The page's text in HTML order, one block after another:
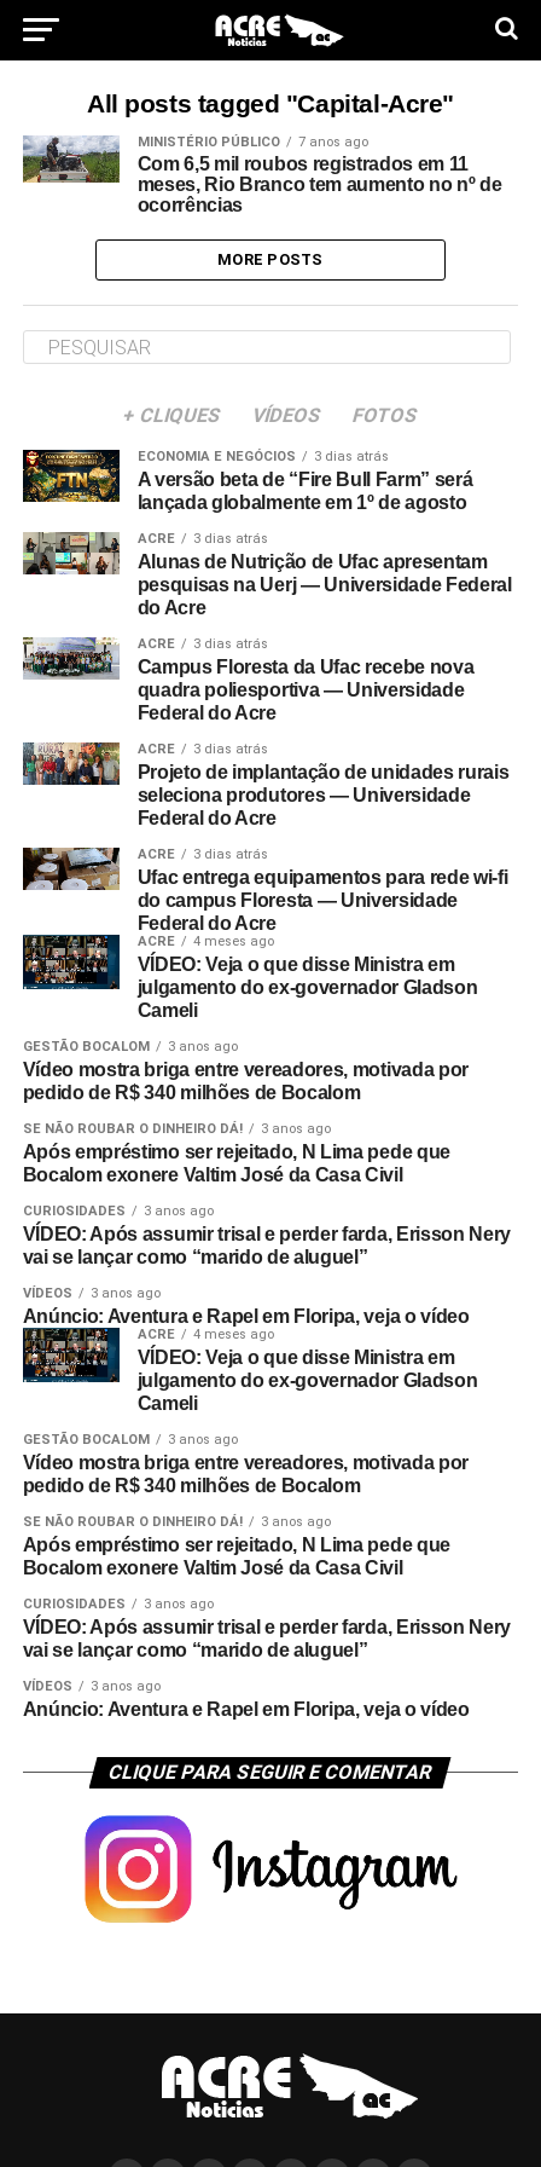
All posts tagged "Capital-Acre"
MINISTÉRIO PÚBLICO 7 anos ago
Com 6,5 mil roubos registrados em 11
meses, Rio Branco tem aumento no nº de
ocorrências
MORE POSTS
+ CLIQUES VÍDEOS FOTOS
ECONOMIA E NEGÓCIOS 3 dias atrás
A versão beta de “Fire Bull Farm” será
lançada globalmente em 1º de agosto
ACRE 3 dias atrás
Alunas de Nutrição de Ufac apresentam
pesquisas na Uerj — Universidade Federal
do Acre
ACRE 3 dias atrás
Campus Floresta da Ufac recebe nova
quadra poliesportiva — Universidade
Federal do Acre
ACRE 3 dias atrás
Projeto de implantação de unidades rurais
seleciona produtores — Universidade
Federal do Acre
ACRE 3 dias atrás
Ufac entrega equipamentos para rede wi-fi
do campus Floresta — Universidade
Federal do Acre
ACRE 4 meses ago
VÍDEO: Veja o que disse Ministra em
julgamento do ex-governador Gladson
Cameli
GESTÃO BOCALOM 3 anos ago
Vídeo mostra briga entre vereadores, motivada por
pedido de R$ 340 milhões de Bocalom
SE NÃO ROUBAR O DINHEIRO DÁ! 3 anos ago
Após empréstimo ser rejeitado, N Lima pede que
Bocalom exonere Valtim José da Casa Civil
CURIOSIDADES 3 anos ago
VÍDEO: Após assumir trisal e perder farda, Erisson Nery
vai se lançar como “marido de aluguel”
VÍDEOS 3 anos ago
Anúncio: Aventura e Rapel em Floripa, veja o vídeo
ACRE 4 meses ago
VÍDEO: Veja o que disse Ministra em
julgamento do ex-governador Gladson
Cameli
GESTÃO BOCALOM 3 anos ago
Vídeo mostra briga entre vereadores, motivada por
pedido de R$ 340 milhões de Bocalom
SE NÃO ROUBAR O DINHEIRO DÁ! 3 anos ago
Após empréstimo ser rejeitado, N Lima pede que
Bocalom exonere Valtim José da Casa Civil
CURIOSIDADES 3 anos ago
VÍDEO: Após assumir trisal e perder farda, Erisson Nery
vai se lançar como “marido de aluguel”
VÍDEOS 3 anos ago
Anúncio: Aventura e Rapel em Floripa, veja o vídeo
CLIQUE PARA SEGUIR E COMENTAR